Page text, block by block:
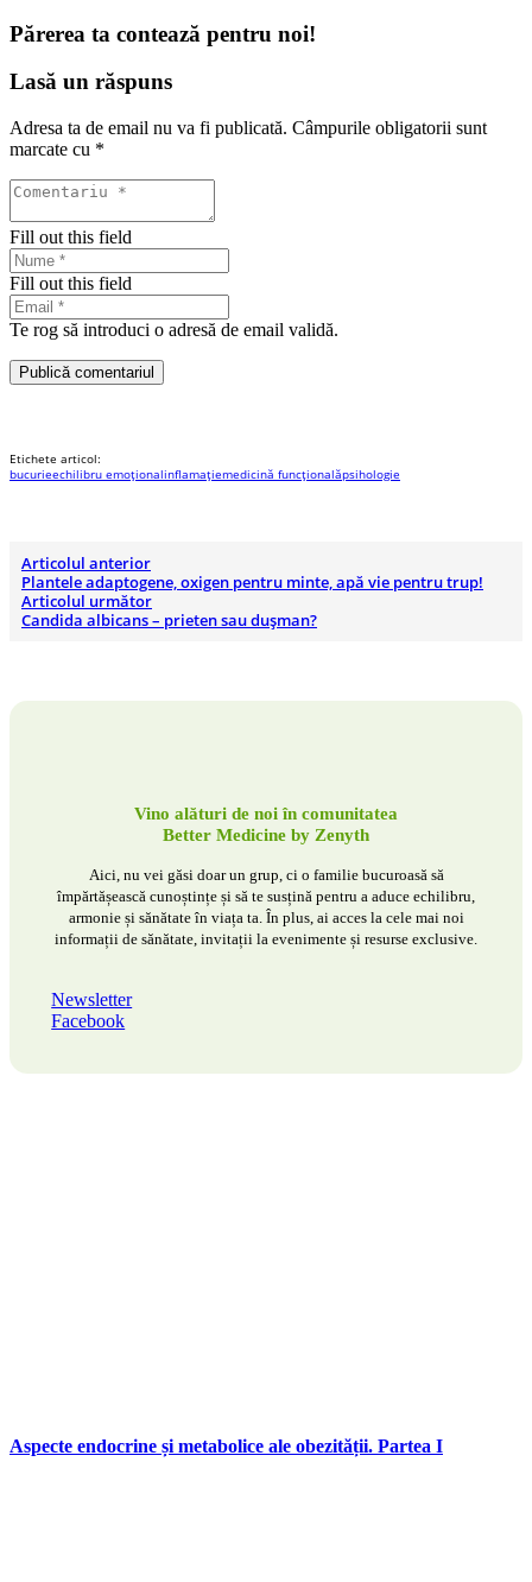
Părerea ta contează pentru noi!
Lasă un răspuns
Adresa ta de email nu va fi publicată. Câmpurile obligatorii sunt
marcate cu *
Fill out this field
Fill out this field
Te rog să introduci o adresă de email validă.
Publică comentariul
Etichete articol:
bucurieechilibru emoționalinflamațiemedicină funcționalăpsihologie
Articolul anterior
Plantele adaptogene, oxigen pentru minte, apă vie pentru trup!
Articolul următor
Candida albicans – prieten sau dușman?
Vino alături de noi în comunitatea
Better Medicine by Zenyth
Aici, nu vei găsi doar un grup, ci o familie bucuroasă să
împărtășească cunoștințe și să te susțină pentru a aduce echilibru,
armonie și sănătate în viața ta. În plus, ai acces la cele mai noi
informații de sănătate, invitații la evenimente și resurse exclusive.
Newsletter
Facebook
Aspecte endocrine și metabolice ale obezității. Partea I